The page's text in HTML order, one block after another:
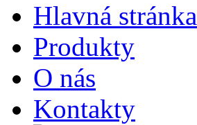
Hlavná stránka
Produkty
O nás
Kontakty